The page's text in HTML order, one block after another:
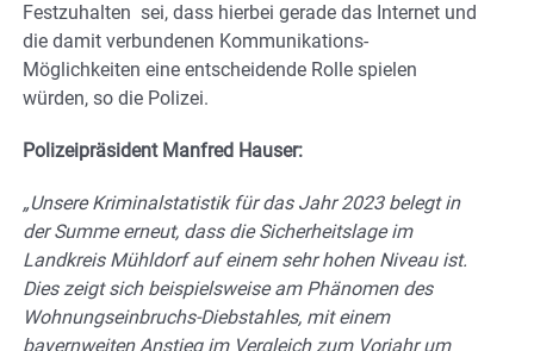
Festzuhalten sei, dass hierbei gerade das Internet und
die damit verbundenen Kommunikations-
Möglichkeiten eine entscheidende Rolle spielen
würden, so die Polizei.
Polizeipräsident Manfred Hauser:
„Unsere Kriminalstatistik für das Jahr 2023 belegt in
der Summe erneut, dass die Sicherheitslage im
Landkreis Mühldorf auf einem sehr hohen Niveau ist.
Dies zeigt sich beispielsweise am Phänomen des
Wohnungseinbruchs-Diebstahles, mit einem
bayernweiten Anstieg im Vergleich zum Vorjahr um